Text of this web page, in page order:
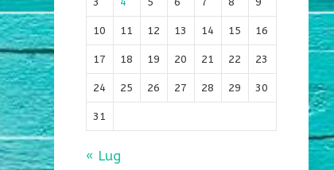
10 11 12 13 14 15 16
17 18 19 20 21 22 23
24 25 26 27 28 29 30
31
« Lug